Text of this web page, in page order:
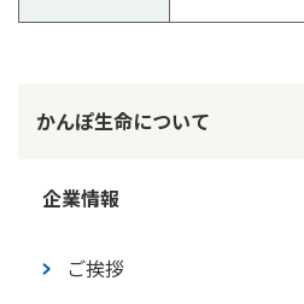
保険用語集
ラジオ体操ポータルサイト
お客さまの声／お客さまサ
かんぽ生命について
企業情報
ご挨拶